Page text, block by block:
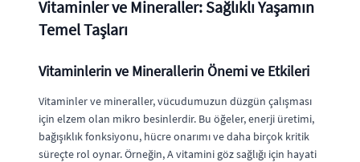
Vitaminler ve Mineraller: Sağlıklı Yaşamın
Temel Taşları
Vitaminlerin ve Minerallerin Önemi ve Etkileri
Vitaminler ve mineraller, vücudumuzun düzgün çalışması
için elzem olan mikro besinlerdir. Bu öğeler, enerji üretimi,
bağışıklık fonksiyonu, hücre onarımı ve daha birçok kritik
süreçte rol oynar. Örneğin, A vitamini göz sağlığı için hayati